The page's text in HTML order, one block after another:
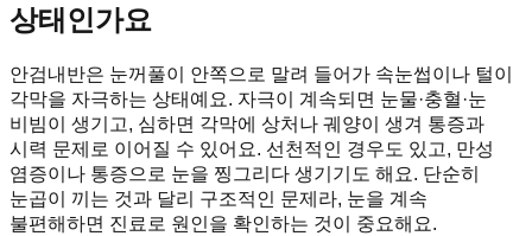
상태인가요
안검내반은 눈꺼풀이 안쪽으로 말려 들어가 속눈썹이나 털이
각막을 자극하는 상태예요. 자극이 계속되면 눈물·충혈·눈
비빔이 생기고, 심하면 각막에 상처나 궤양이 생겨 통증과
시력 문제로 이어질 수 있어요. 선천적인 경우도 있고, 만성
염증이나 통증으로 눈을 찡그리다 생기기도 해요. 단순히
눈곱이 끼는 것과 달리 구조적인 문제라, 눈을 계속
불편해하면 진료로 원인을 확인하는 것이 중요해요.